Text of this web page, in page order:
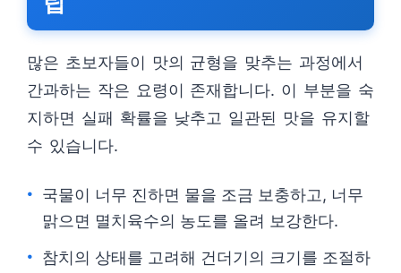
많은 초보자들이 맛의 균형을 맞추는 과정에서
간과하는 작은 요령이 존재합니다. 이 부분을 숙
지하면 실패 확률을 낮추고 일관된 맛을 유지할
수 있습니다.
국물이 너무 진하면 물을 조금 보충하고, 너무
맑으면 멸치육수의 농도를 올려 보강한다.
참치의 상태를 고려해 건더기의 크기를 조절하